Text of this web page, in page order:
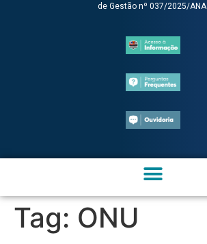
de Gestão nº 037/2025/ANA.
Tag: ONU